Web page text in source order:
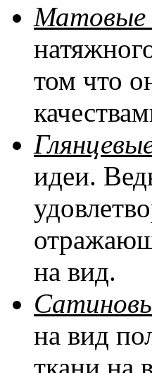
Матовые
том что
идеи.
на вид.
на вид
ткани на